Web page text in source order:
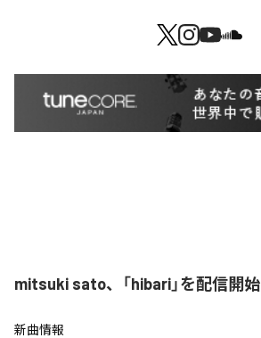
mitsuki sato、「hibari」を配信開始
新曲情報